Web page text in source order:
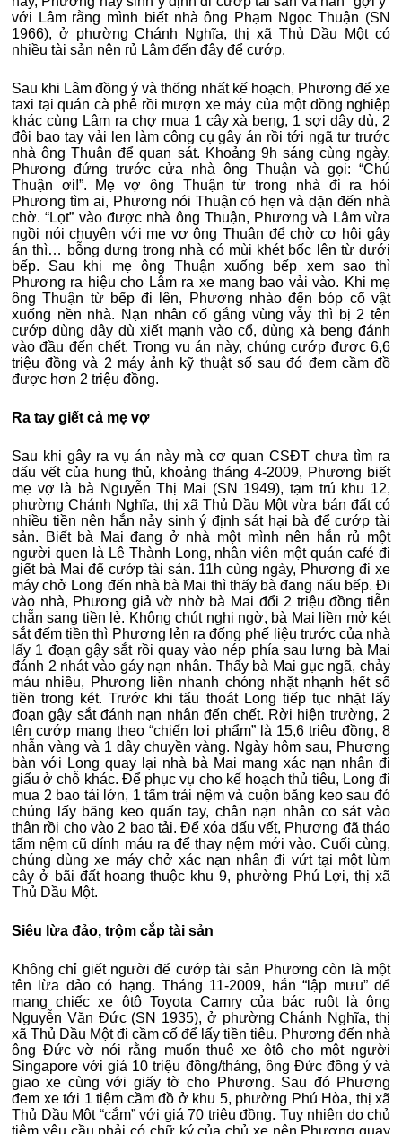
với Lâm rằng mình biết nhà ông Phạm Ngọc Thuận (SN
1966), ở phường Chánh Nghĩa, thị xã Thủ Dầu Một có
nhiều tài sản nên rủ Lâm đến đây để cướp.
Sau khi Lâm đồng ý và thống nhất kế hoạch, Phương để xe
taxi tại quán cà phê rồi mượn xe máy của một đồng nghiệp
khác cùng Lâm ra chợ mua 1 cây xà beng, 1 sợi dây dù, 2
đôi bao tay vải len làm công cụ gây án rồi tới ngã tư trước
nhà ông Thuận để quan sát. Khoảng 9h sáng cùng ngày,
Phương đứng trước cửa nhà ông Thuận và gọi: “Chú
Thuận ơi!”. Mẹ vợ ông Thuận từ trong nhà đi ra hỏi
Phương tìm ai, Phương nói Thuận có hẹn và dặn đến nhà
chờ. “Lọt” vào được nhà ông Thuận, Phương và Lâm vừa
ngồi nói chuyện với mẹ vợ ông Thuận để chờ cơ hội gây
án thì… bỗng dưng trong nhà có mùi khét bốc lên từ dưới
bếp. Sau khi mẹ ông Thuận xuống bếp xem sao thì
Phương ra hiệu cho Lâm ra xe mang bao vải vào. Khi mẹ
ông Thuận từ bếp đi lên, Phương nhào đến bóp cổ vật
xuống nền nhà. Nạn nhân cố gắng vùng vẫy thì bị 2 tên
cướp dùng dây dù xiết mạnh vào cổ, dùng xà beng đánh
vào đầu đến chết. Trong vụ án này, chúng cướp được 6,6
triệu đồng và 2 máy ảnh kỹ thuật số sau đó đem cầm đồ
được hơn 2 triệu đồng.
Ra tay giết cả mẹ vợ
Sau khi gây ra vụ án này mà cơ quan CSĐT chưa tìm ra
dấu vết của hung thủ, khoảng tháng 4-2009, Phương biết
mẹ vợ là bà Nguyễn Thị Mai (SN 1949), tạm trú khu 12,
phường Chánh Nghĩa, thị xã Thủ Dầu Một vừa bán đất có
nhiều tiền nên hắn nảy sinh ý định sát hại bà để cướp tài
sản. Biết bà Mai đang ở nhà một mình nên hắn rủ một
người quen là Lê Thành Long, nhân viên một quán café đi
giết bà Mai để cướp tài sản. 11h cùng ngày, Phương đi xe
máy chở Long đến nhà bà Mai thì thấy bà đang nấu bếp. Đi
vào nhà, Phương giả vờ nhờ bà Mai đổi 2 triệu đồng tiễn
chẵn sang tiền lẻ. Không chút nghi ngờ, bà Mai liền mở két
sắt đếm tiền thì Phương lẻn ra đống phế liệu trước của nhà
lấy 1 đoạn gậy sắt rồi quay vào nép phía sau lưng bà Mai
đánh 2 nhát vào gáy nạn nhân. Thấy bà Mai gục ngã, chảy
máu nhiều, Phương liền nhanh chóng nhặt nhạnh hết số
tiền trong két. Trước khi tẩu thoát Long tiếp tục nhặt lấy
đoạn gậy sắt đánh nạn nhân đến chết. Rời hiện trường, 2
tên cướp mang theo “chiến lợi phẩm” là 15,6 triệu đồng, 8
nhẫn vàng và 1 dây chuyền vàng. Ngày hôm sau, Phương
bàn với Long quay lại nhà bà Mai mang xác nạn nhân đi
giấu ở chỗ khác. Để phục vụ cho kế hoạch thủ tiêu, Long đi
mua 2 bao tải lớn, 1 tấm trải nệm và cuộn băng keo sau đó
chúng lấy băng keo quấn tay, chân nạn nhân co sát vào
thân rồi cho vào 2 bao tải. Để xóa dấu vết, Phương đã tháo
tấm nệm cũ dính máu ra để thay nệm mới vào. Cuối cùng,
chúng dùng xe máy chở xác nạn nhân đi vứt tại một lùm
cây ở bãi đất hoang thuộc khu 9, phường Phú Lợi, thị xã
Thủ Dầu Một.
Siêu lừa đảo, trộm cắp tài sản
Không chỉ giết người để cướp tài sản Phương còn là một
tên lừa đảo có hạng. Tháng 11-2009, hắn “lập mưu” để
mang chiếc xe ôtô Toyota Camry của bác ruột là ông
Nguyễn Văn Đức (SN 1935), ở phường Chánh Nghĩa, thị
xã Thủ Dầu Một đi cầm cố để lấy tiền tiêu. Phương đến nhà
ông Đức vờ nói rằng muốn thuê xe ôtô cho một người
Singapore với giá 10 triệu đồng/tháng, ông Đức đồng ý và
giao xe cùng với giấy tờ cho Phương. Sau đó Phương
đem xe tới 1 tiệm cầm đồ ở khu 5, phường Phú Hòa, thị xã
Thủ Dầu Một “cắm” với giá 70 triệu đồng. Tuy nhiên do chủ
tiệm yêu cầu phải có chữ ký của chủ xe nên Phương quay